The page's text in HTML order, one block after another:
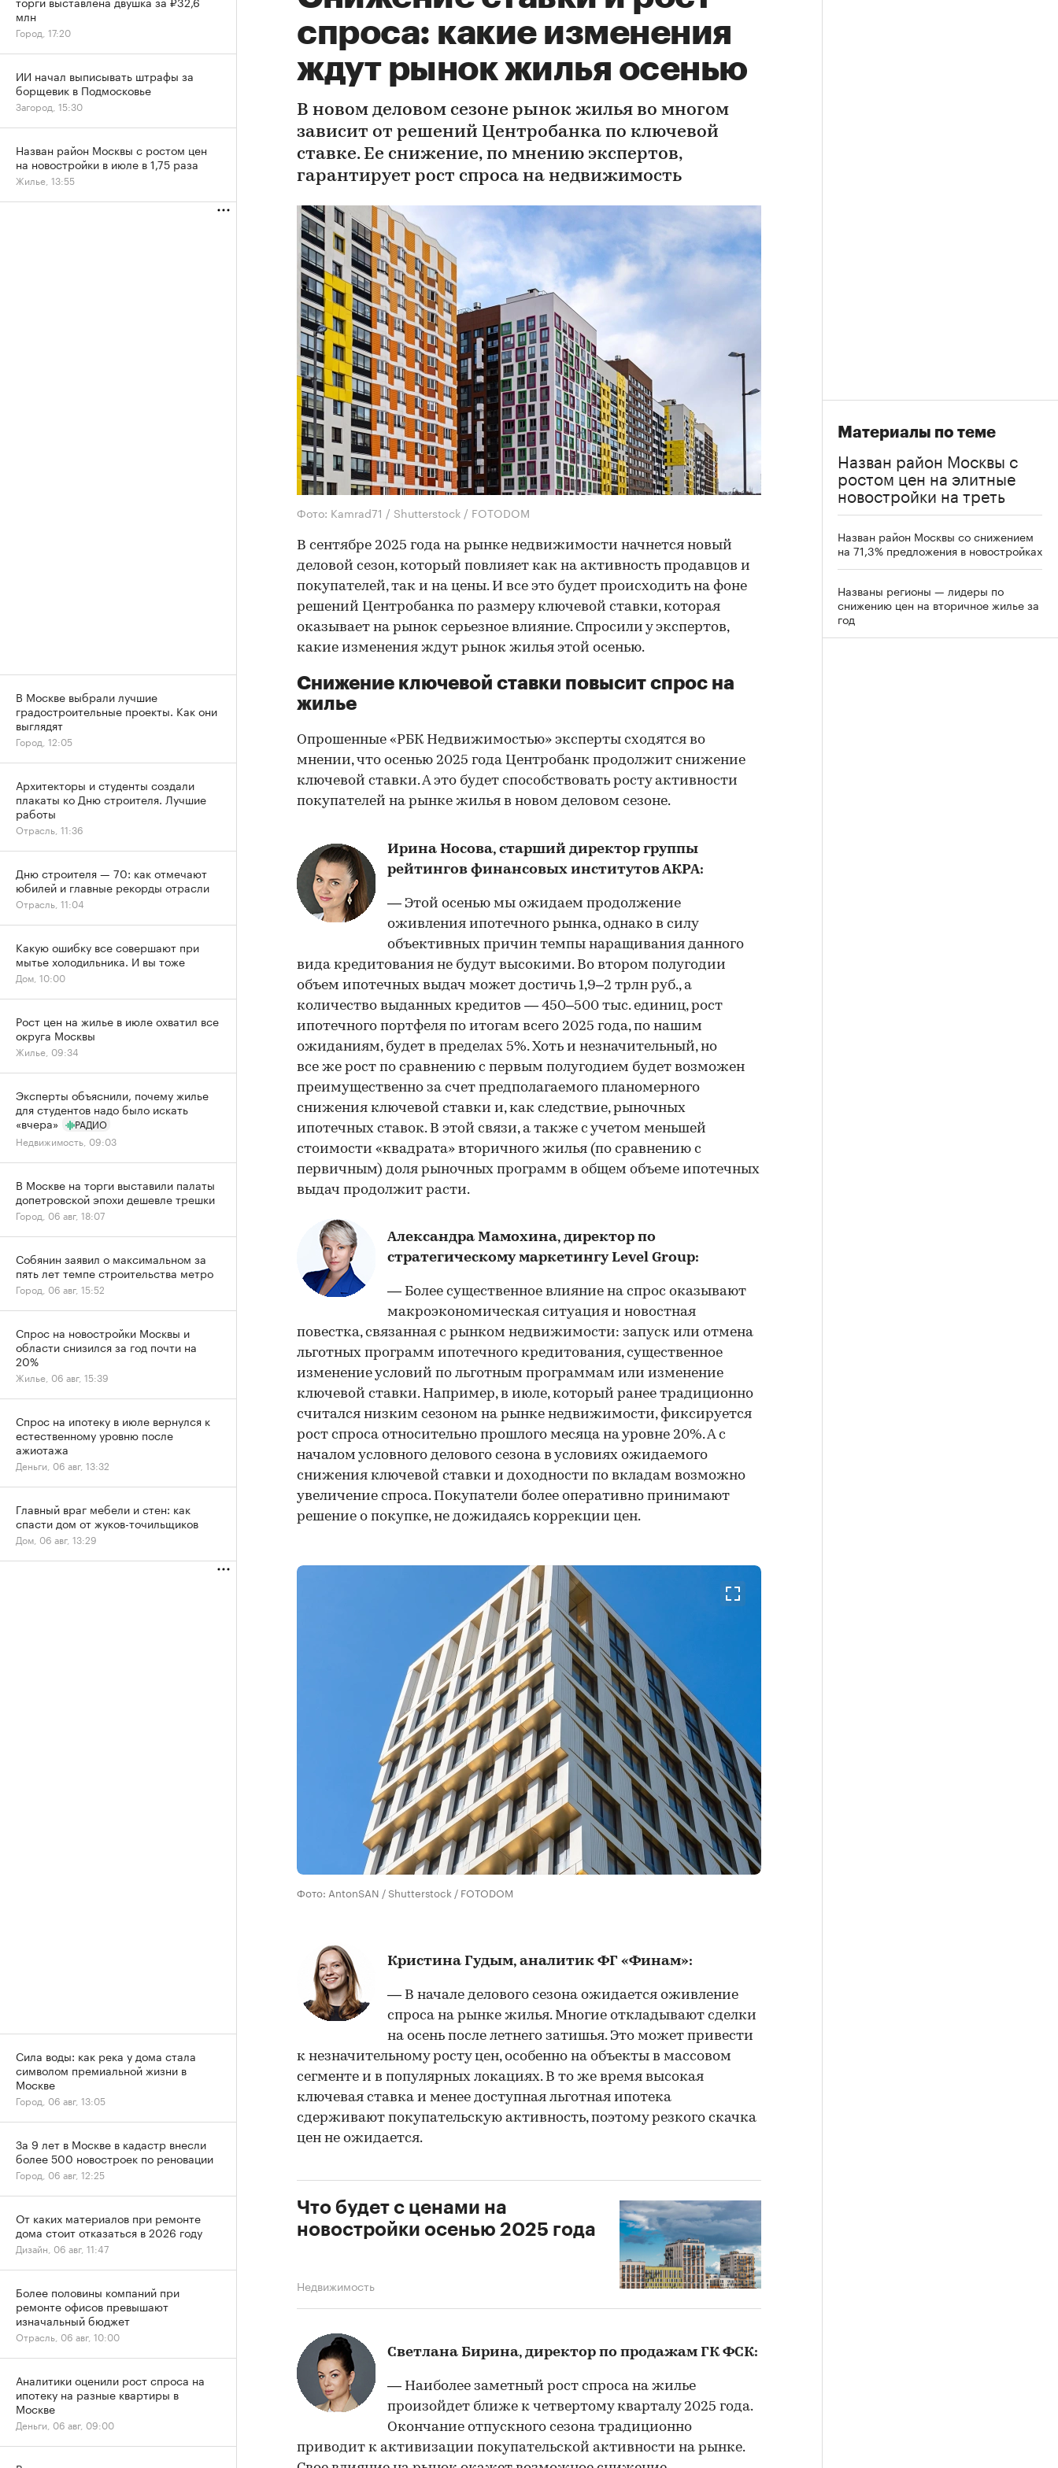
спроса: какие изменения
ждут рынок жилья осенью
В новом деловом сезоне рынок жилья во многом
зависит от решений Центробанка по ключевой
ставке. Ее снижение, по мнению экспертов,
гарантирует рост спроса на недвижимость
Фото: Kamrad71 / Shutterstock / FOTODOM
В сентябре 2025 года на рынке недвижимости начнется новый
деловой сезон, который повлияет как на активность продавцов и
покупателей, так и на цены. И все это будет происходить на фоне
решений Центробанка по размеру ключевой ставки, которая
оказывает на рынок серьезное влияние. Спросили у экспертов,
какие изменения ждут рынок жилья этой осенью.
Снижение ключевой ставки повысит спрос на
жилье
Опрошенные «РБК Недвижимостью» эксперты сходятся во
мнении, что осенью 2025 года Центробанк продолжит снижение
ключевой ставки. А это будет способствовать росту активности
покупателей на рынке жилья в новом деловом сезоне.
00:00 / 00:00
Ирина Носова, старший директор группы
рейтингов финансовых институтов АКРА:
— Этой осенью мы ожидаем продолжение
оживления ипотечного рынка, однако в силу
объективных причин темпы наращивания данного
вида кредитования не будут высокими. Во втором полугодии
объем ипотечных выдач может достичь 1,9–2 трлн руб., а
количество выданных кредитов — 450–500 тыс. единиц, рост
ипотечного портфеля по итогам всего 2025 года, по нашим
ожиданиям, будет в пределах 5%. Хоть и незначительный, но
все же рост по сравнению с первым полугодием будет возможен
преимущественно за счет предполагаемого планомерного
снижения ключевой ставки и, как следствие, рыночных
ипотечных ставок. В этой связи, а также с учетом меньшей
стоимости «квадрата» вторичного жилья (по сравнению с
первичным) доля рыночных программ в общем объеме ипотечных
выдач продолжит расти.
Александра Мамохина, директор по
стратегическому маркетингу Level Group:
— Более существенное влияние на спрос оказывают
макроэкономическая ситуация и новостная
повестка, связанная с рынком недвижимости: запуск или отмена
льготных программ ипотечного кредитования, существенное
изменение условий по льготным программам или изменение
ключевой ставки. Например, в июле, который ранее традиционно
считался низким сезоном на рынке недвижимости, фиксируется
рост спроса относительно прошлого месяца на уровне 20%. А с
началом условного делового сезона в условиях ожидаемого
снижения ключевой ставки и доходности по вкладам возможно
увеличение спроса. Покупатели более оперативно принимают
решение о покупке, не дожидаясь коррекции цен.
Фото: AntonSAN / Shutterstock / FOTODOM
Кристина Гудым, аналитик ФГ «Финам»:
— В начале делового сезона ожидается оживление
спроса на рынке жилья. Многие откладывают сделки
на осень после летнего затишья. Это может привести
к незначительному росту цен, особенно на объекты в массовом
сегменте и в популярных локациях. В то же время высокая
ключевая ставка и менее доступная льготная ипотека
сдерживают покупательскую активность, поэтому резкого скачка
цен не ожидается.
Что будет с ценами на
новостройки осенью 2025 года
Недвижимость
Светлана Бирина, директор по продажам ГК ФСК:
— Наиболее заметный рост спроса на жилье
произойдет ближе к четвертому кварталу 2025 года.
Окончание отпускного сезона традиционно
приводит к активизации покупательской активности на рынке.
Материалы по теме
Назван район Москвы с
ростом цен на элитные
новостройки на треть
Назван район Москвы со снижением
на 71,3% предложения в новостройках
Названы регионы — лидеры по
снижению цен на вторичное жилье за
год
млн
Город, 17:20
ИИ начал выписывать штрафы за
борщевик в Подмосковье
Загород, 15:30
Назван район Москвы с ростом цен
на новостройки в июле в 1,75 раза
Жилье, 13:55
В Москве выбрали лучшие
градостроительные проекты. Как они
выглядят
Город, 12:05
Архитекторы и студенты создали
плакаты ко Дню строителя. Лучшие
работы
Отрасль, 11:36
Дню строителя — 70: как отмечают
юбилей и главные рекорды отрасли
Отрасль, 11:04
Какую ошибку все совершают при
мытье холодильника. И вы тоже
Дом, 10:00
Рост цен на жилье в июле охватил все
округа Москвы
Жилье, 09:34
Эксперты объяснили, почему жилье
для студентов надо было искать
«вчера»
РАДИО
Недвижимость, 09:03
В Москве на торги выставили палаты
допетровской эпохи дешевле трешки
Город, 06 авг, 18:07
Собянин заявил о максимальном за
пять лет темпе строительства метро
Город, 06 авг, 15:52
Спрос на новостройки Москвы и
области снизился за год почти на
20%
Жилье, 06 авг, 15:39
Спрос на ипотеку в июле вернулся к
естественному уровню после
ажиотажа
Деньги, 06 авг, 13:32
Главный враг мебели и стен: как
спасти дом от жуков-точильщиков
Дом, 06 авг, 13:29
Сила воды: как река у дома стала
символом премиальной жизни в
Москве
Город, 06 авг, 13:05
За 9 лет в Москве в кадастр внесли
более 500 новостроек по реновации
Город, 06 авг, 12:25
От каких материалов при ремонте
дома стоит отказаться в 2026 году
Дизайн, 06 авг, 11:47
Более половины компаний при
ремонте офисов превышают
изначальный бюджет
Отрасль, 06 авг, 10:00
Аналитики оценили рост спроса на
ипотеку на разные квартиры в
Москве
Деньги, 06 авг, 09:00